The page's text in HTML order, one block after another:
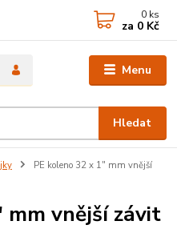
Menu
Hledat
0 ks
za 0 Kč
PE koleno 32 x 1" mm vnější
mm vnější závit